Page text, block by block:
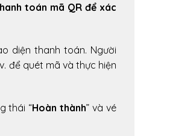
toán mã QR để xác
diện thanh toán. Người
để quét mã và thực hiện
thái “Hoàn thành” và vé